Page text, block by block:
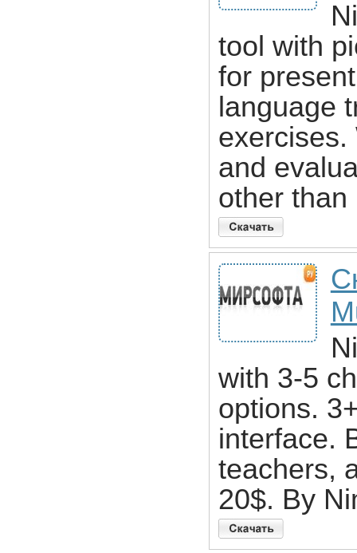
tool with
for
language
exercises.
and
other than
with 3-5
options.
interface.
teachers,
20$. By